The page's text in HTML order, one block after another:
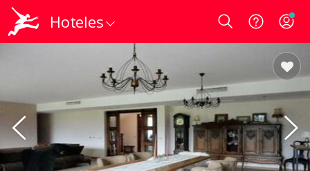
Hoteles Login